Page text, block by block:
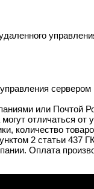
или Почтой
отличаться
количество
2 статьи 437
Оплата